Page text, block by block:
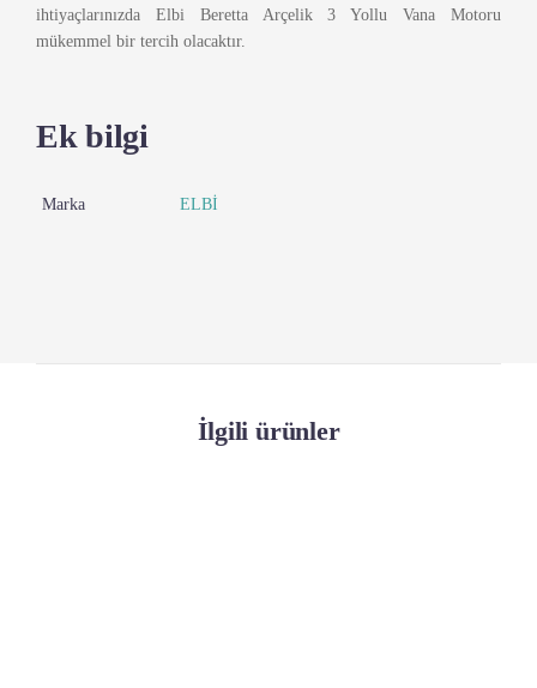
ihtiyaçlarınızda Elbi Beretta Arçelik 3 Yollu Vana Motoru
mükemmel bir tercih olacaktır.
Ek bilgi
Marka ELBİ
İlgili ürünler